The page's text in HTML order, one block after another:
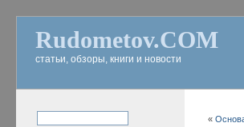
Rudometov.COM
статьи, обзоры, книги и новости
«